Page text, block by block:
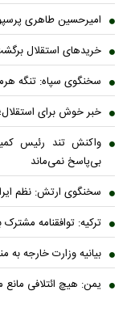
امیرحسین طاهری
خریدهای استقلال
سخنگوی سپاه: تنگه
خبر خوش برای
واکنش تند رئیس
بی‌پاسخ نمی‌ماند
سخنگوی ارتش: نظم
ترکیه: توافقنامه
بیانیه وزارت خارجه
یمن: هیچ ائتلافی